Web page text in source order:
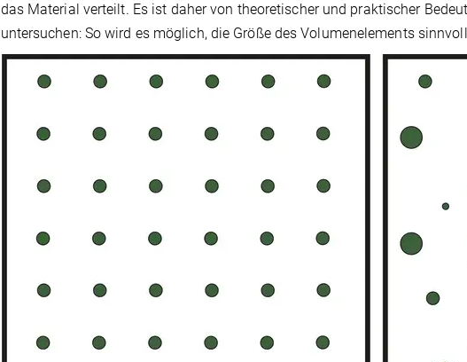
das Material verteilt. Es ist daher von theoretischer und praktischer
untersuchen: So wird es möglich, die Größe des Volumenelements